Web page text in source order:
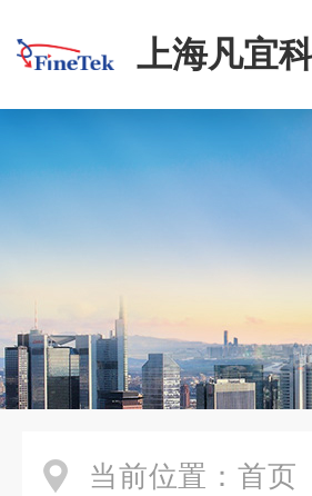
上海凡宜
当前位置： 首页